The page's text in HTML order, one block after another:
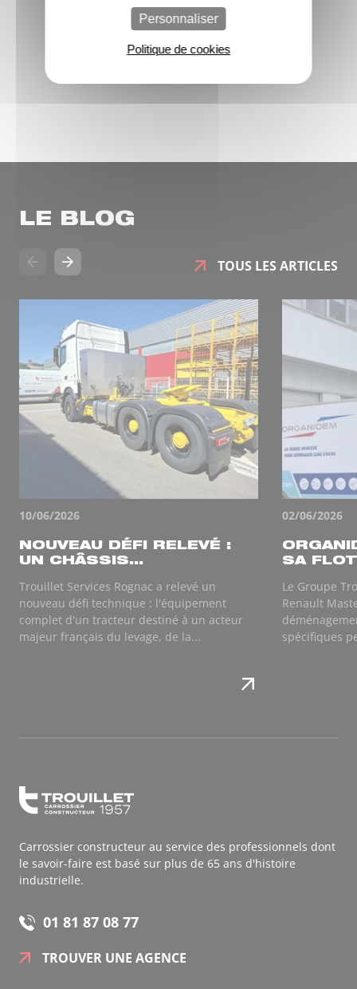
LE BLOG
TOUS LES ARTICLES
10/06/2026
NOUVEAU DÉFI RELEVÉ :
UN CHÂSSIS...
Trouillet Services Rognac a relevé un
nouveau défi technique : l'équipement
complet d'un tracteur destiné à un acteur
majeur français du levage, de la...
02/06/2026
SA
Le Groupe
Renault
spécifiques
Carrossier constructeur au service des professionnels dont
le savoir-faire est basé sur plus de 65 ans d'histoire
industrielle.
01 81 87 08 77
TROUVER UNE AGENCE
Personnaliser
Politique de cookies